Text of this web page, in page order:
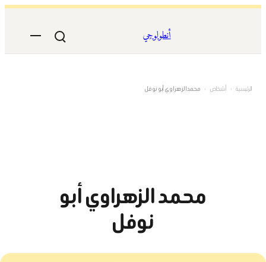
المحتوى
أنطولوجي
الرئيسية › أشخاص › محمد الزهراوي أبو نوفل
محمد الزهراوي أبو
نوفل